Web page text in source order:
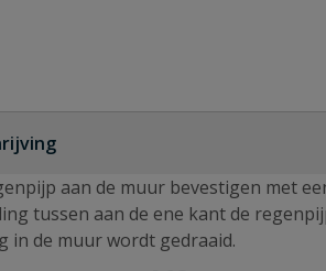
aan de muur bevestigen met
tussen aan de ene kant de
in de muur wordt gedraaid.